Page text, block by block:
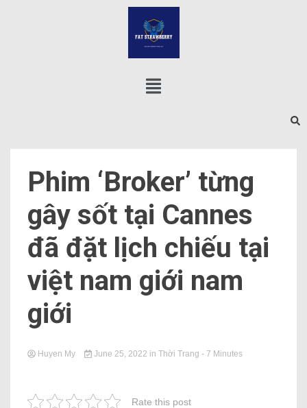
Phim ‘Broker’ từng
gây sốt tại Cannes
đã đặt lịch chiếu tại
việt nam giới nam
giới
Huyen My June 25, 2022 in Thời Trang - 7 Minutes
Rate this post